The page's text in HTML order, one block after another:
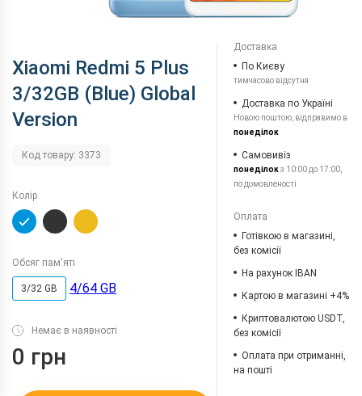
Xiaomi Redmi 5 Plus
3/32GB (Blue) Global
Version
Код товару: 3373
Колір
Обсяг пам'яті
3/32 GB 4/64 GB
Немає в наявності
0 грн
Доставка
По Києву
тимчасово відсутня
Доставка по Україні
Новою поштою, відправимо в
понеділок
Самовивіз
понеділокз 10:00 до 17:00,
по домовленості
Оплата
Готівкою в магазині,
без комісії
На рахунок IBAN
Картою в магазині +4%
Криптовалютою USDT,
без комісії
Оплата при отриманні,
на пошті